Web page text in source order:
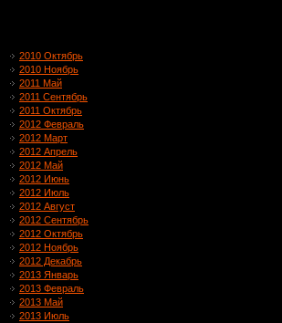
2010 Октябрь
2010 Ноябрь
2011 Май
2011 Сентябрь
2011 Октябрь
2012 Февраль
2012 Март
2012 Апрель
2012 Май
2012 Июнь
2012 Июль
2012 Август
2012 Сентябрь
2012 Октябрь
2012 Ноябрь
2012 Декабрь
2013 Январь
2013 Февраль
2013 Май
2013 Июль